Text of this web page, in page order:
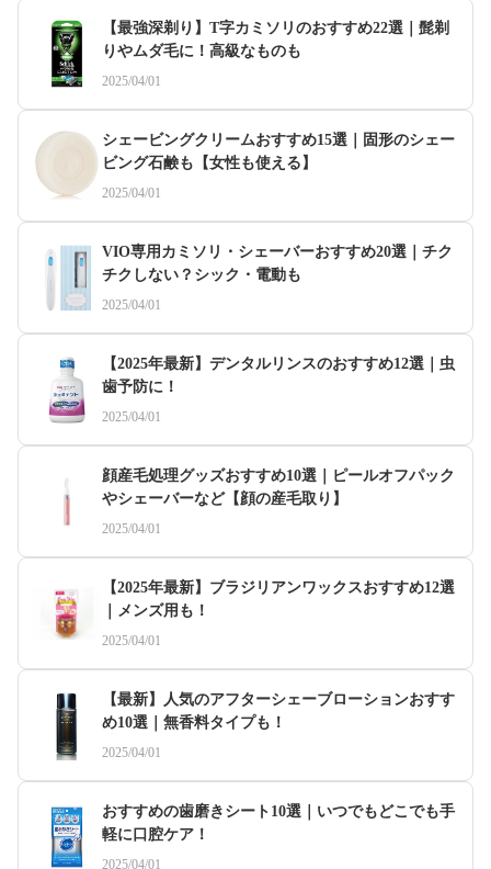
【最強深剃り】T字カミソリのおすすめ22選｜髭剃
りやムダ毛に！高級なものも
2025/04/01
シェービングクリームおすすめ15選｜固形のシェー
ビング石鹸も【女性も使える】
2025/04/01
VIO専用カミソリ・シェーバーおすすめ20選｜チク
チクしない？シック・電動も
2025/04/01
【2025年最新】デンタルリンスのおすすめ12選｜虫
歯予防に！
2025/04/01
顔産毛処理グッズおすすめ10選｜ピールオフパック
やシェーバーなど【顔の産毛取り】
2025/04/01
【2025年最新】ブラジリアンワックスおすすめ12選
｜メンズ用も！
2025/04/01
【最新】人気のアフターシェーブローションおすす
め10選｜無香料タイプも！
2025/04/01
おすすめの歯磨きシート10選｜いつでもどこでも手
軽に口腔ケア！
2025/04/01